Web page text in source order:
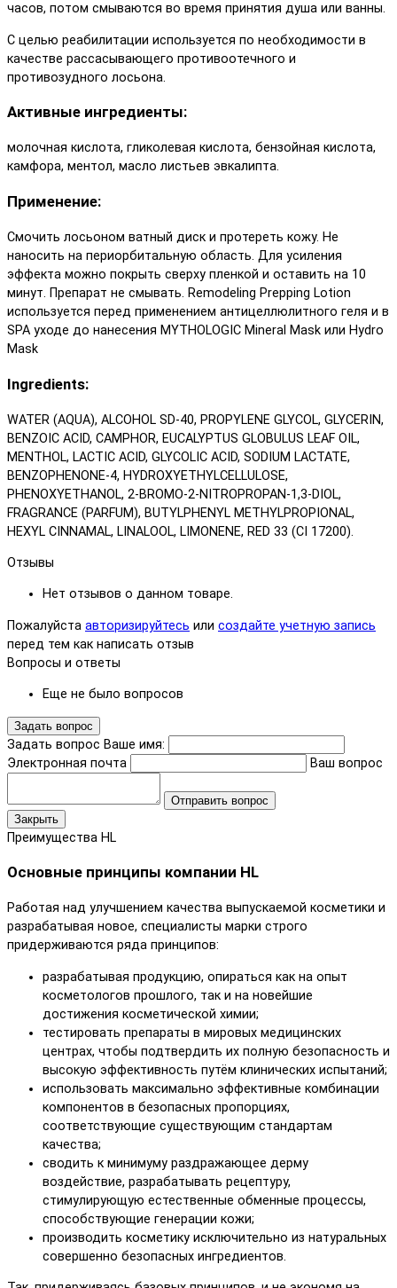
часов, потом смываются во время принятия душа или ванны.
С целью реабилитации используется по необходимости в
качестве рассасывающего противоотечного и
противозудного лосьона.
Активные ингредиенты:
молочная кислота, гликолевая кислота, бензойная кислота,
камфора, ментол, масло листьев эвкалипта.
Применение:
Смочить лосьоном ватный диск и протереть кожу. Не
наносить на периорбитальную область. Для усиления
эффекта можно покрыть сверху пленкой и оставить на 10
минут. Препарат не смывать. Remodeling Prepping Lotion
используется перед применением антицеллюлитного геля и в
SPA уходе до нанесения MYTHOLOGIC Mineral Mask или Hydro
Mask
Ingredients:
WATER (AQUA), ALCOHOL SD-40, PROPYLENE GLYCOL, GLYCERIN,
BENZOIC ACID, CAMPHOR, EUCALYPTUS GLOBULUS LEAF OIL,
MENTHOL, LACTIC ACID, GLYCOLIC ACID, SODIUM LACTATE,
BENZOPHENONE-4, HYDROXYETHYLCELLULOSE,
PHENOXYETHANOL, 2-BROMO-2-NITROPROPAN-1,3-DIOL,
FRAGRANCE (PARFUM), BUTYLPHENYL METHYLPROPIONAL,
HEXYL CINNAMAL, LINALOOL, LIMONENE, RED 33 (CI 17200).
Отзывы
Нет отзывов о данном товаре.
Пожалуйста авторизируйтесь или создайте учетную запись
перед тем как написать отзыв
Вопросы и ответы
Еще не было вопросов
Задать вопрос
Задать вопрос Ваше имя:
Электронная почта
Ваш вопрос
Отправить вопрос
Закрыть
Преимущества HL
Основные принципы компании HL
Работая над улучшением качества выпускаемой косметики и
разрабатывая новое, специалисты марки строго
придерживаются ряда принципов:
разрабатывая продукцию, опираться как на опыт
косметологов прошлого, так и на новейшие
достижения косметической химии;
тестировать препараты в мировых медицинских
центрах, чтобы подтвердить их полную безопасность и
высокую эффективность путём клинических испытаний;
использовать максимально эффективные комбинации
компонентов в безопасных пропорциях,
соответствующие существующим стандартам
качества;
сводить к минимуму раздражающее дерму
воздействие, разрабатывать рецептуру,
стимулирующую естественные обменные процессы,
способствующие генерации кожи;
производить косметику исключительно из натуральных
совершенно безопасных ингредиентов.